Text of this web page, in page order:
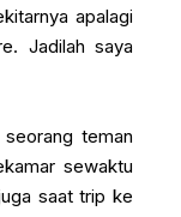
apalagi
Jadilah saya
teman
sewaktu
saat trip ke